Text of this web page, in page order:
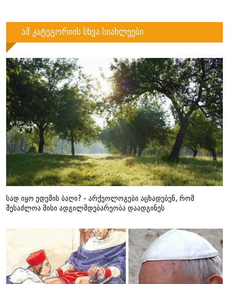
ამ კატეგორიის სხვა სიახლეები
სად იყო ედემის ბაღი? - არქეოლოგები აცხადებენ, რომ
შესაძლოა მისი ადგილმდებარეობა დაადგინეს